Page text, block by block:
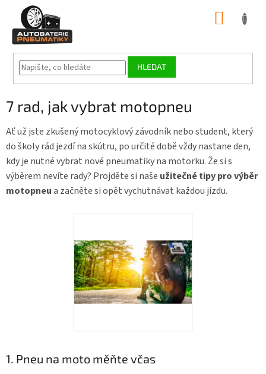
obsah
HLEDAT
7 rad, jak vybrat motopneu
Ať už jste zkušený motocyklový závodník nebo student, který
do školy rád jezdí na skútru, po určité době vždy nastane den,
kdy je nutné vybrat nové pneumatiky na motorku. Že si s
výběrem nevíte rady? Projděte si naše užitečné tipy pro výběr
motopneua začněte si opět vychutnávat každou jízdu.
1. Pneu na moto měňte včas